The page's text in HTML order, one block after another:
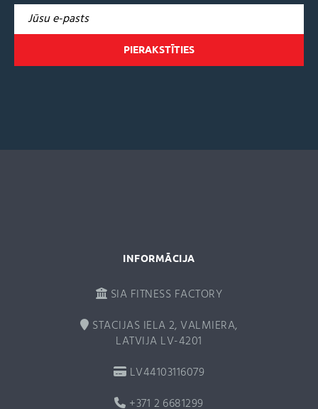
t
INFORMĀCIJA
SIA FITNESS FACTORY
STACIJAS IELA 2, VALMIERA,
LATVIJA LV-4201
LV44103116079
+371 2 6681299